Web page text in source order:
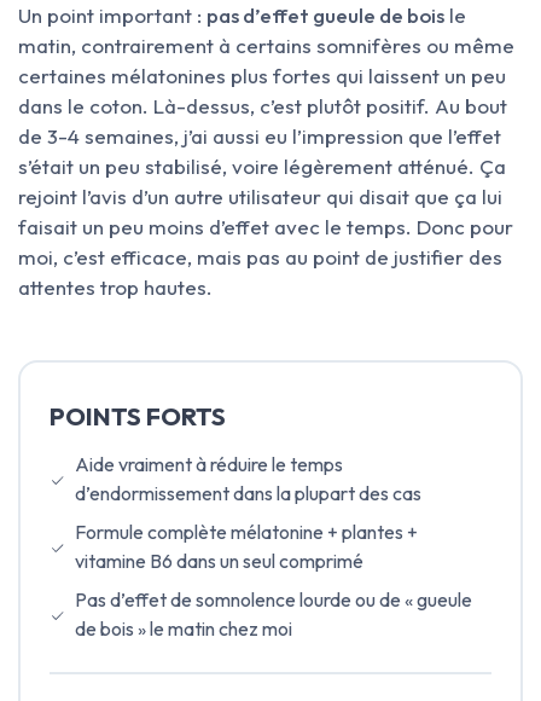
Un point important : pas d’effet gueule de bois le
matin, contrairement à certains somnifères ou même
certaines mélatonines plus fortes qui laissent un peu
dans le coton. Là-dessus, c’est plutôt positif. Au bout
de 3-4 semaines, j’ai aussi eu l’impression que l’effet
s’était un peu stabilisé, voire légèrement atténué. Ça
rejoint l’avis d’un autre utilisateur qui disait que ça lui
faisait un peu moins d’effet avec le temps. Donc pour
moi, c’est efficace, mais pas au point de justifier des
attentes trop hautes.
POINTS FORTS
Aide vraiment à réduire le temps
d’endormissement dans la plupart des cas
Formule complète mélatonine + plantes +
vitamine B6 dans un seul comprimé
Pas d’effet de somnolence lourde ou de « gueule
de bois » le matin chez moi